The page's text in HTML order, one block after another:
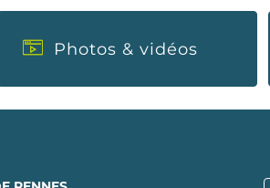
Photos & vidéos